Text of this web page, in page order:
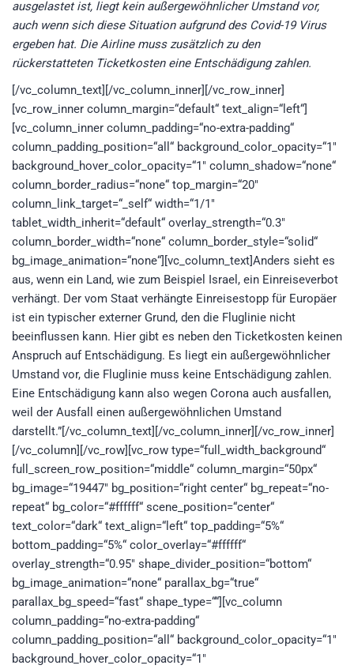
ausgelastet ist, liegt kein außergewöhnlicher Umstand vor,
auch wenn sich diese Situation aufgrund des Covid-19 Virus
ergeben hat. Die Airline muss zusätzlich zu den
rückerstatteten Ticketkosten eine Entschädigung zahlen.
[/vc_column_text][/vc_column_inner][/vc_row_inner]
[vc_row_inner column_margin=“default“ text_align=“left“]
[vc_column_inner column_padding=“no-extra-padding“
column_padding_position=“all“ background_color_opacity=“1″
background_hover_color_opacity=“1″ column_shadow=“none“
column_border_radius=“none“ top_margin=“20″
column_link_target=“_self“ width=“1/1″
tablet_width_inherit=“default“ overlay_strength=“0.3″
column_border_width=“none“ column_border_style=“solid“
bg_image_animation=“none“][vc_column_text]Anders sieht es
aus, wenn ein Land, wie zum Beispiel Israel, ein Einreiseverbot
verhängt. Der vom Staat verhängte Einreisestopp für Europäer
ist ein typischer externer Grund, den die Fluglinie nicht
beeinflussen kann. Hier gibt es neben den Ticketkosten keinen
Anspruch auf Entschädigung. Es liegt ein außergewöhnlicher
Umstand vor, die Fluglinie muss keine Entschädigung zahlen.
Eine Entschädigung kann also wegen Corona auch ausfallen,
weil der Ausfall einen außergewöhnlichen Umstand
darstellt.”[/vc_column_text][/vc_column_inner][/vc_row_inner]
[/vc_column][/vc_row][vc_row type=“full_width_background“
full_screen_row_position=“middle“ column_margin=“50px“
bg_image=“19447″ bg_position=“right center“ bg_repeat=“no-
repeat“ bg_color=“#ffffff“ scene_position=“center“
text_color=“dark“ text_align=“left“ top_padding=“5%“
bottom_padding=“5%“ color_overlay=“#ffffff“
overlay_strength=“0.95″ shape_divider_position=“bottom“
bg_image_animation=“none“ parallax_bg=“true“
parallax_bg_speed=“fast“ shape_type=““][vc_column
column_padding=“no-extra-padding“
column_padding_position=“all“ background_color_opacity=“1″
background_hover_color_opacity=“1″